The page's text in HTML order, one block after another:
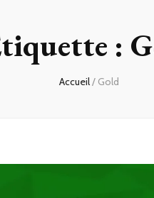
:
Accueil/ Gold